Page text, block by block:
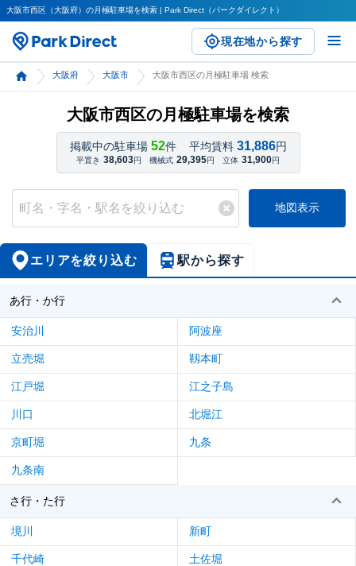
大阪市西区（大阪府）の月極駐車場を検索 | Park Direct（パークダイレクト）
現在地から探す
大阪府 大阪市 大阪市西区の月極駐車場 検索
大阪市西区の月極駐車場を検索
掲載中の駐車場 52件 平均賃料 31,886円
平置き 38,603円 機械式 29,395円 立体 31,900円
地図表示
エリアを絞り込む 駅から探す
あ行・か行
安治川 阿波座
立売堀 靱本町
江戸堀 江之子島
川口 北堀江
京町堀 九条
九条南
さ行・た行
境川 新町
千代崎 土佐堀